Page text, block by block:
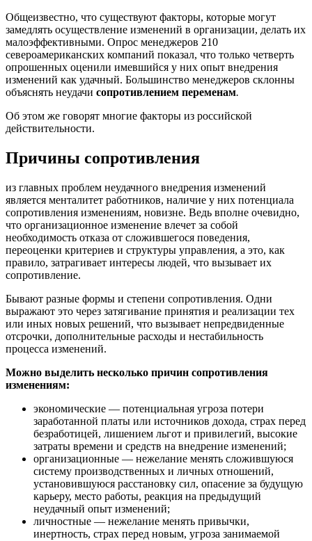
Общеизвестно, что существуют факторы, которые могут
замедлять осуществление изменений в организации, делать их
малоэффективными. Опрос менеджеров 210
североамериканских компаний показал, что только четверть
опрошенных оценили имевшийся у них опыт внедрения
изменений как удачный. Большинство менеджеров склонны
объяснять неудачи сопротивлением переменам.
Об этом же говорят многие факторы из российской
действительности.
Причины сопротивления
из главных проблем неудачного внедрения изменений
является менталитет работников, наличие у них потенциала
сопротивления изменениям, новизне. Ведь вполне очевидно,
что организационное изменение влечет за собой
необходимость отказа от сложившегося поведения,
переоценки критериев и структуры управления, а это, как
правило, затрагивает интересы людей, что вызывает их
сопротивление.
Бывают разные формы и степени сопротивления. Одни
выражают это через затягивание принятия и реализации тех
или иных новых решений, что вызывает непредвиденные
отсрочки, дополнительные расходы и нестабильность
процесса изменений.
Можно выделить несколько причин сопротивления
изменениям:
экономические — потенциальная угроза потери
заработанной платы или источников дохода, страх перед
безработицей, лишением льгот и привилегий, высокие
затраты времени и средств на внедрение изменений;
организационные — нежелание менять сложившуюся
систему производственных и личных отношений,
установившуюся расстановку сил, опасение за будущую
карьеру, место работы, реакция на предыдущий
неудачный опыт изменений;
личностные — нежелание менять привычки,
инертность, страх перед новым, угроза занимаемой